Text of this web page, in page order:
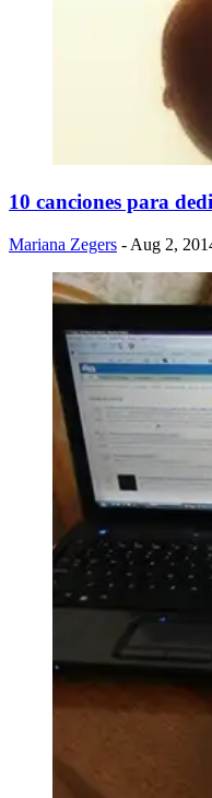
10 canciones para
Mariana Zegers - Aug 2,